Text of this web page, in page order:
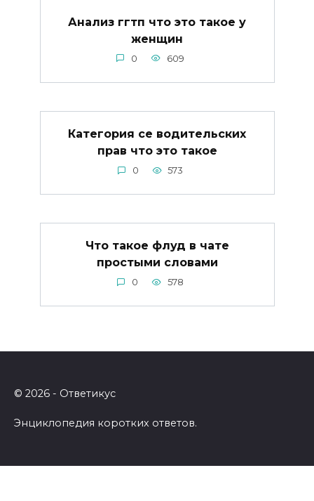
Анализ ггтп что это такое у
женщин
0 609
Категория се водительских
прав что это такое
0 573
Что такое флуд в чате
простыми словами
0 578
© 2026 - Ответикус
Энциклопедия коротких ответов.